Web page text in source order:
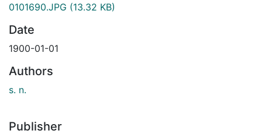
0101690.JPG (13.32 KB)
Date
1900-01-01
Authors
s. n.
Publisher